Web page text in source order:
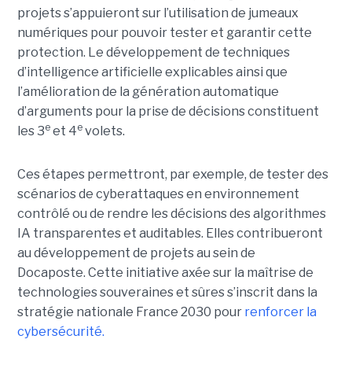
projets s’appuieront sur l’utilisation de jumeaux
numériques pour pouvoir tester et garantir cette
protection. Le développement de techniques
d’intelligence artificielle explicables ainsi que
l’amélioration de la génération automatique
d’arguments pour la prise de décisions constituent
les 3eet 4evolets.
Ces étapes permettront, par exemple, de tester des
scénarios de cyberattaques en environnement
contrôlé ou de rendre les décisions des algorithmes
IA transparentes et auditables. Elles contribueront
au développement de projets au sein de
Docaposte. Cette initiative axée sur la maîtrise de
technologies souveraines et sûres s’inscrit dans la
stratégie nationale France 2030 pour renforcer la
cybersécurité.